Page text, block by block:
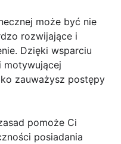
może być nie
rozwijające i
Dzięki wsparciu
motywującej
zauważysz postępy
pomoże Ci
posiadania